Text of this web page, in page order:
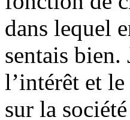
dans lequel
sentais bien.
l’intérêt et
sur la